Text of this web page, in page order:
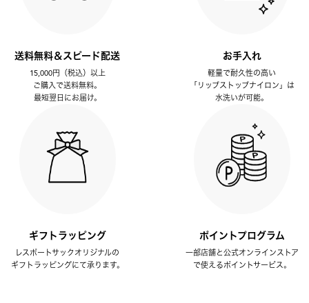
送料無料＆スピード配送
15,000円（税込）以上
ご購入で送料無料。
最短翌日にお届け。
お手入れ
軽量で耐久性の高い
「リップストップナイロン」は
水洗いが可能。
ギフトラッピング
レスポートサックオリジナルの
ギフトラッピングにて承ります。
ポイントプログラム
一部店舗と公式オンラインストア
で使えるポイントサービス。